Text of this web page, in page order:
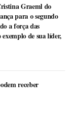
Graeml do
para o segundo
a força das
de sua líder,
receber